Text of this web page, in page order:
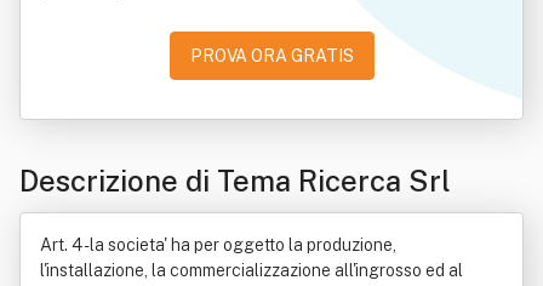
PROVA ORA GRATIS
Descrizione di Tema Ricerca Srl
Art. 4 - la societa' ha per oggetto la produzione,
l'installazione, la commercializzazione all'ingrosso ed al